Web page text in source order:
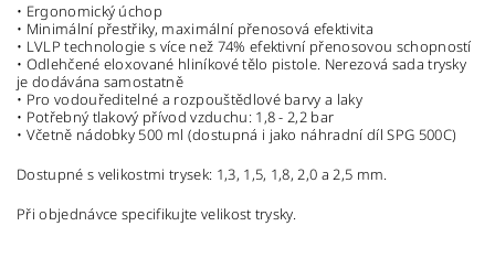
• Ergonomický úchop
• Minimální přestřiky, maximální přenosová efektivita
• LVLP technologie s více než 74% efektivní přenosovou schopností
• Odlehčené eloxované hliníkové tělo pistole. Nerezová sada trysky
je dodávána samostatně
• Pro vodouředitelné a rozpouštědlové barvy a laky
• Potřebný tlakový přívod vzduchu: 1,8 - 2,2 bar
• Včetně nádobky 500 ml (dostupná i jako náhradní díl SPG 500C)
Dostupné s velikostmi trysek: 1,3, 1,5, 1,8, 2,0 a 2,5 mm.
Při objednávce specifikujte velikost trysky.